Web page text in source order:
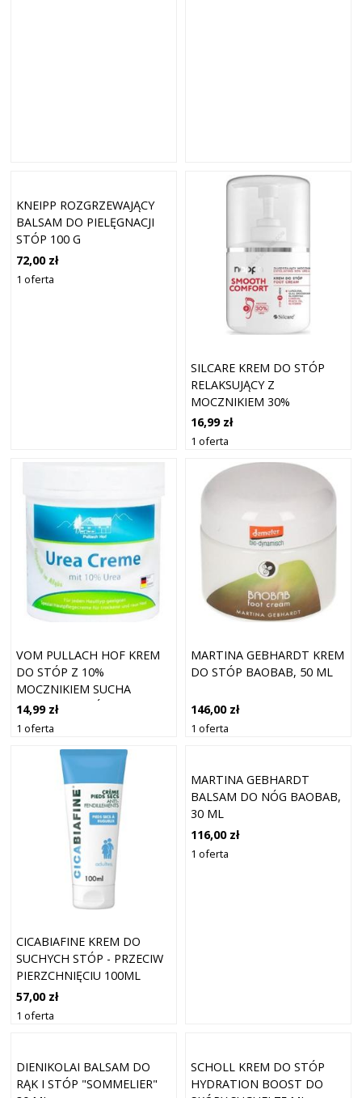
KNEIPP ROZGRZEWAJĄCY
BALSAM DO PIELĘGNACJI
STÓP 100 G
72,00 zł
1 oferta
SILCARE KREM DO STÓP
RELAKSUJĄCY Z
MOCZNIKIEM 30%
16,99 zł
1 oferta
VOM PULLACH HOF KREM
DO STÓP Z 10%
MOCZNIKIEM SUCHA
POPĘKANA SKÓRA 250ML
14,99 zł
1 oferta
MARTINA GEBHARDT KREM
DO STÓP BAOBAB, 50 ML
146,00 zł
1 oferta
CICABIAFINE KREM DO
SUCHYCH STÓP - PRZECIW
PIERZCHNIĘCIU 100ML
57,00 zł
1 oferta
MARTINA GEBHARDT
BALSAM DO NÓG BAOBAB,
30 ML
116,00 zł
1 oferta
DIENIKOLAI BALSAM DO
RĄK I STÓP "SOMMELIER"
SCHOLL KREM DO STÓP
HYDRATION BOOST DO